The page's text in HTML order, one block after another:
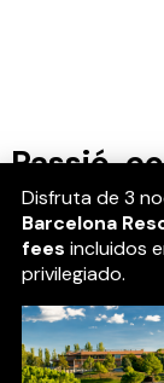
Passió,
belong.
Location
Av. Golf Masia
Barcelona
Disfruta de 3
Barcelona
fees incluidos
privilegiado.